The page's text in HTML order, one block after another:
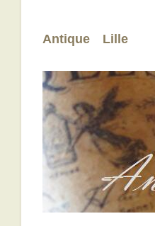
Antique Lille